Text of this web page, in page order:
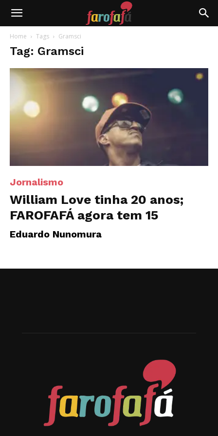
Farofafá
Home Tags Gramsci
Tag: Gramsci
Jornalismo
William Love tinha 20 anos;
FAROFAFÁ agora tem 15
Eduardo Nunomura